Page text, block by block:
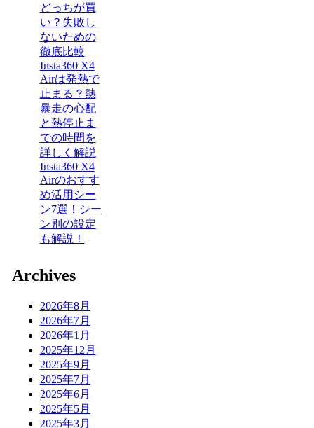
どっちが買
い？失敗し
ないための
徹底比較
Insta360 X4
Airは発熱で
止まる？熱
暴走の心配
と熱停止ま
での時間を
詳しく解説
Insta360 X4
Airのおすす
め活用シー
ン7選！シー
ン別の設定
も解説！
Archives
2026年8月
2026年7月
2026年1月
2025年12月
2025年9月
2025年7月
2025年6月
2025年5月
2025年3月